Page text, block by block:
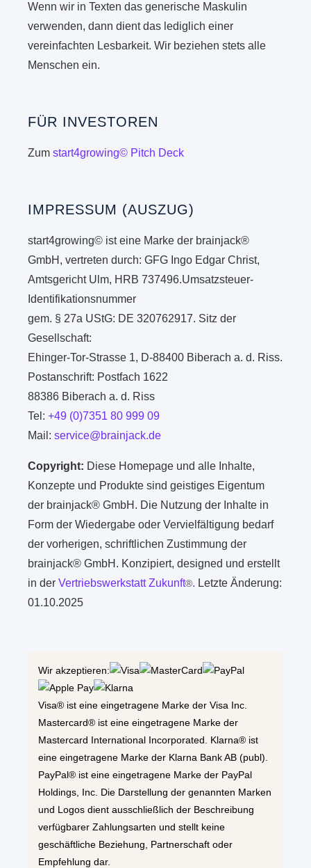
Wenn wir in Texten das generische Maskulin
verwenden, dann dient das lediglich einer
vereinfachten Lesbarkeit. Wir beziehen stets alle
Menschen ein.
FÜR INVESTOREN
Zumstart4growing© Pitch Deck
IMPRESSUM (AUSZUG)
start4growing© ist eine Marke der brainjack®
GmbH, vertreten durch: GFG Ingo Edgar Christ,
Amtsgericht Ulm, HRB 737496.Umsatzsteuer-
Identifikationsnummer
gem. § 27a UStG: DE 320762917. Sitz der
Gesellschaft:
Ehinger-Tor-Strasse 1, D-88400 Biberach a. d. Riss.
Postanschrift: Postfach 1622
88386 Biberach a. d. Riss
Tel:+49 (0)7351 80 999 09
Mail:service@brainjack.de
Copyright: Diese Homepage und alle Inhalte,
Konzepte und Produkte sind geistiges Eigentum
der brainjack® GmbH. Die Nutzung der Inhalte in
Form der Wiedergabe oder Vervielfältigung bedarf
der vorherigen, schriftlichen Zustimmung der
brainjack® GmbH. Konzipiert, designed und erstellt
in derVertriebswerkstatt Zukunft®. Letzte Änderung:
01.10.2025
Wir akzeptieren:
Visa® ist eine eingetragene Marke der Visa Inc.
Mastercard® ist eine eingetragene Marke der
Mastercard International Incorporated. Klarna® ist
eine eingetragene Marke der Klarna Bank AB (publ).
PayPal® ist eine eingetragene Marke der PayPal
Holdings, Inc. Die Darstellung der genannten Marken
und Logos dient ausschließlich der Beschreibung
verfügbarer Zahlungsarten und stellt keine
geschäftliche Beziehung, Partnerschaft oder
Empfehlung dar.